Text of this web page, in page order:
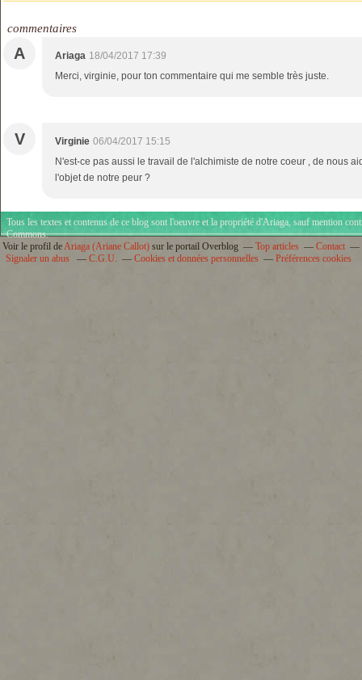
commentaires
A Ariaga 18/04/2017 17:39
Merci, virginie, pour ton commentaire qui me semble très juste.
V Virginie 06/04/2017 15:15
N'est-ce pas aussi le travail de l'alchimiste de notre coeur , de nous
l'objet de notre peur ?
Tous les textes et contenus de ce blog sont l'oeuvre et la propriété d'Ariaga, sauf mention
Commons.
Voir le profil deAriaga (Ariane Callot) sur le portail Overblog Top articles
Contact
Signaler un abus
C.G.U. Cookies et données personnelles Préférences cookies